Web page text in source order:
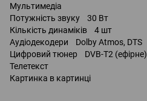
Мультимедіа
Потужність звуку 30 Вт
Кількість динаміків 4 шт
Аудіодекодери Dolby Atmos, DTS
Цифровий тюнер DVB-T2 (ефірне)
Телетекст
Картинка в картинці